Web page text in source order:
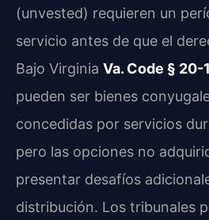
(unvested) requieren un
servicio antes de que el
Bajo Virginia Va. Code § 20-
pueden ser bienes
concedidas por servicios
pero las opciones no
presentar desafíos
distribución. Los tribunales